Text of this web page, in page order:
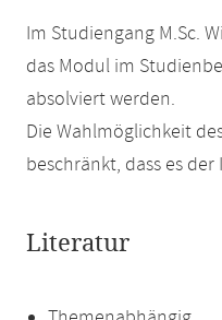
Im Studiengang M.Sc.
das Modul im
absolviert werden.
Die Wahlmöglichkeit
beschränkt, dass es
Literatur